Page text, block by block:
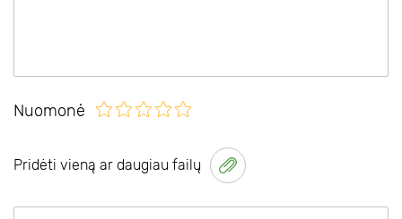
Nuomonė
Pridėti vieną ar daugiau failų